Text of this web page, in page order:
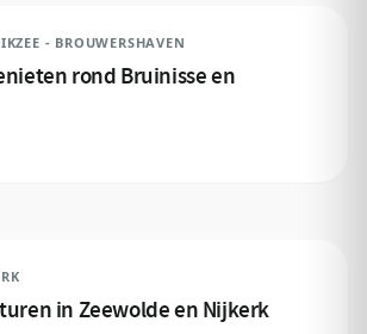
- BROUWERSHAVEN
rond Bruinisse en
in Zeewolde en Nijkerk